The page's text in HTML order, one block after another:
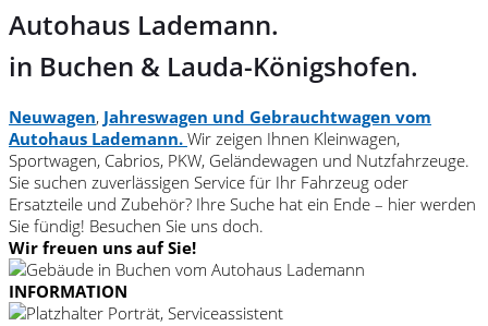
Autohaus Lademann.
in Buchen & Lauda-Königshofen.
Neuwagen, Jahreswagen und Gebrauchtwagen vom
Autohaus Lademann. Wir zeigen Ihnen Kleinwagen,
Sportwagen, Cabrios, PKW, Geländewagen und Nutzfahrzeuge.
Sie suchen zuverlässigen Service für Ihr Fahrzeug oder
Ersatzteile und Zubehör? Ihre Suche hat ein Ende – hier werden
Sie fündig! Besuchen Sie uns doch.
Wir freuen uns auf Sie!
INFORMATION